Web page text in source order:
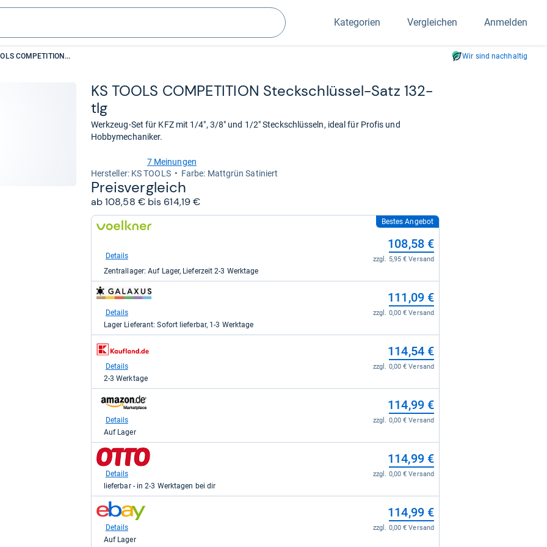
Suchen
Kategorien Vergleichen Anmelden
COMPETITION... Wir sind nachhaltig
KS TOOLS COM­PE­TI­TION Steck­schlüs­sel-​Satz 132-​
tlg
Werkzeug-Set für KFZ mit 1/4", 3/8" und 1/2" Steckschlüsseln, ideal für Profis und
Hobbymechaniker.
von
5
Sternen
7 Meinungen
Her­stel­ler: KS TOOLS
Farbe: Mattgrün Satiniert
Preis­ver­gleich
ab 108,58 € bis 614,19 €
zum
voelkner.de
108,58
kaufen.
Bestes Angebot
108,58 €
zzgl. 5,95 € Versand
Details
Zentrallager: Auf Lager, Lieferzeit 2-3 Werktage
zum
Shop:
für
kaufen.
111,09 €
zzgl. 0,00 € Versand
Details
Lager Lieferant: Sofort lieferbar, 1-3 Werktage
zum
Shop:
für
kaufen.
114,54 €
zzgl. 0,00 € Versand
Details
2-3 Werktage
zum
Shop:
für
114,99
kaufen.
114,99 €
zzgl. 0,00 € Versand
Details
Auf Lager
zum
Shop:
Otto.de
für
114,99
kaufen.
114,99 €
zzgl. 0,00 € Versand
Details
lieferbar - in 2-3 Werktagen bei dir
zum
Shop:
für
114,99 €
zzgl. 0,00 € Versand
Details
Auf Lager